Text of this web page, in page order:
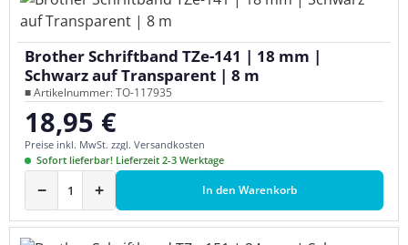
Brother Schriftband TZe-141 | 18 mm |
Schwarz auf Transparent | 8 m
■ Artikelnummer: TO-117935
Regulärer Preis:
18,95 €
Preise inkl. MwSt. zzgl. Versandkosten
Sofort lieferbar! Lieferzeit 2-3 Werktage
− + In den Warenkorb